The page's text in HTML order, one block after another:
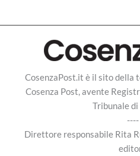
CosenzaPost.it è il sito
Cosenza Post, avente
Tribunale di
----
Direttore responsabile Rita